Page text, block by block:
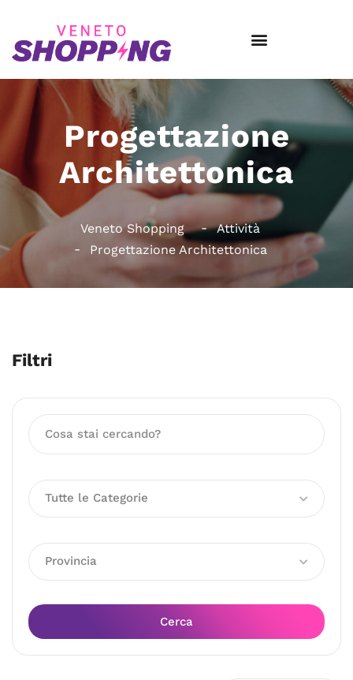
Progettazione
Architettonica
Veneto Shopping
Attività
Progettazione Architettonica
Filtri
Tutte le Categorie
Provincia
Cerca